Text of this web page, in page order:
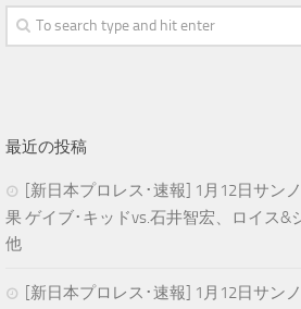
最近の投稿
[新日本プロレス･速報] 1月12日サン
果 ゲイブ･キッドvs.石井智宏、ロイス&
他
[新日本プロレス･速報] 1月12日サン